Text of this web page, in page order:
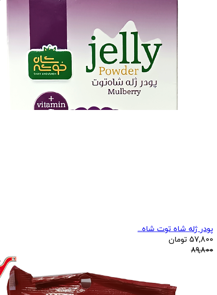
پودر ژله شاه توت شاه...
57,800 تومان
89,800